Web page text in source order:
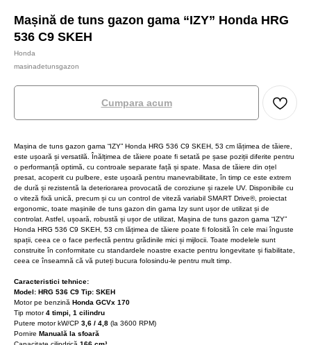
Mașină de tuns gazon gama “IZY” Honda HRG
536 C9 SKEH
Honda
masinadetunsgazon
Cumpara acum
Mașina de tuns gazon gama “IZY” Honda HRG 536 C9 SKEH, 53 cm lățimea de tăiere,
este ușoară și versatilă. Înălțimea de tăiere poate fi setată pe șase poziții diferite pentru
o performanță optimă, cu controale separate față și spate. Masa de tăiere din oțel
presat, acoperit cu pulbere, este ușoară pentru manevrabilitate, în timp ce este extrem
de dură și rezistentă la deteriorarea provocată de coroziune și razele UV. Disponibile cu
o viteză fixă unică, precum și cu un control de viteză variabil SMART Drive®, proiectat
ergonomic, toate mașinile de tuns gazon din gama Izy sunt ușor de utilizat și de
controlat. Astfel, ușoară, robustă și ușor de utilizat, Mașina de tuns gazon gama “IZY”
Honda HRG 536 C9 SKEH, 53 cm lățimea de tăiere poate fi folosită în cele mai înguste
spații, ceea ce o face perfectă pentru grădinile mici și mijlocii. Toate modelele sunt
construite în conformitate cu standardele noastre exacte pentru longevitate și fiabilitate,
ceea ce înseamnă că vă puteți bucura folosindu-le pentru mult timp.
Caracteristici tehnice:
Model: HRG 536 C9 Tip: SKEH
Motor pe benzină Honda GCVx 170
Tip motor4 timpi, 1 cilindru
Putere motor kW/CP 3,6 / 4,8 (la 3600 RPM)
Pornire Manuală la sfoară